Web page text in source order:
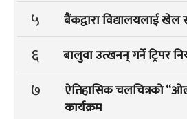
५ बैंकद्वारा विद्यालयलाई खेल
६ बालुवा उत्खनन् गर्ने ट्रिपर
७
ऐतिहासिक चलचित्रको
कार्यक्रम